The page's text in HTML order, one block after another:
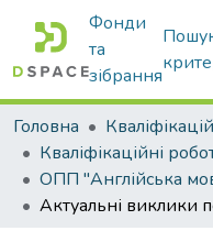
Фонди
та
зібрання
Головна